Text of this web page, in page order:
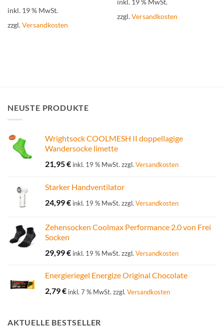
inkl. 19 % MwSt.
zzgl.Versandkosten
zzgl.Versandkosten
NEUSTE PRODUKTE
Wrightsock COOLMESH II doppellagige
Wandersocke limette
21,95€ inkl. 19 % MwSt. zzgl. Versandkosten
Starker Handventilator
24,99€ inkl. 19 % MwSt. zzgl. Versandkosten
Zehensocken Coolmax Performance 2.0 von Frei
Socken
29,99€ inkl. 19 % MwSt. zzgl. Versandkosten
Energieriegel Energize Original Chocolate
2,79€ inkl. 7 % MwSt. zzgl. Versandkosten
AKTUELLE BESTSELLER